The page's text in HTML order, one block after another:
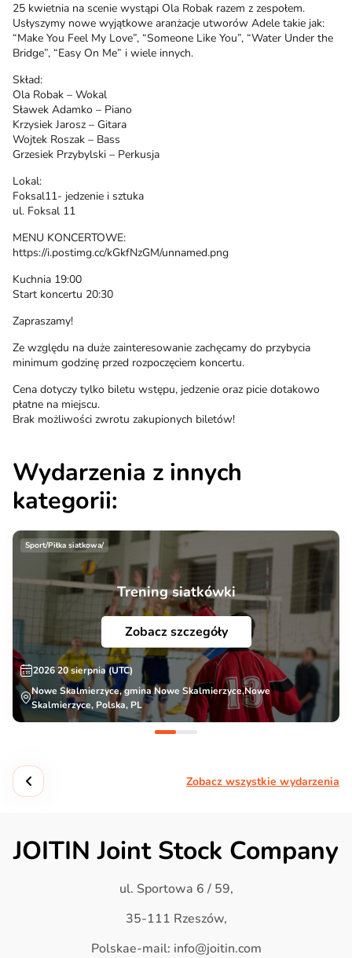
25 kwietnia na scenie wystąpi Ola Robak razem z zespołem.
Usłyszymy nowe wyjątkowe aranżacje utworów Adele takie jak:
“Make You Feel My Love”, “Someone Like You”, “Water Under the
Bridge”, “Easy On Me” i wiele innych.
Skład:
Ola Robak – Wokal
Sławek Adamko – Piano
Krzysiek Jarosz – Gitara
Wojtek Roszak – Bass
Grzesiek Przybylski – Perkusja
Lokal:
Foksal11- jedzenie i sztuka
ul. Foksal 11
MENU KONCERTOWE:
https://i.postimg.cc/kGkfNzGM/unnamed.png
Kuchnia 19:00
Start koncertu 20:30
Zapraszamy!
Ze względu na duże zainteresowanie zachęcamy do przybycia
minimum godzinę przed rozpoczęciem koncertu.
Cena dotyczy tylko biletu wstępu, jedzenie oraz picie dotakowo
płatne na miejscu.
Brak możliwości zwrotu zakupionych biletów!
Wydarzenia z innych
kategorii:
Sport/Piłka siatkowa/
Trening siatkówki
Zobacz szczegóły
2026 20 sierpnia (UTC)
Nowe Skalmierzyce, gmina Nowe Skalmierzyce,Nowe
Skalmierzyce, Polska, PL
Zobacz wszystkie wydarzenia
JOITIN Joint Stock Company
ul. Sportowa 6 / 59,
35-111 Rzeszów,
Polskae-mail: info@joitin.com